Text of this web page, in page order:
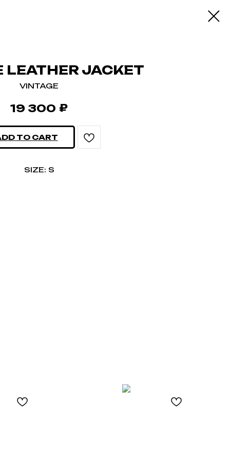
LEATHER JACKET
VINTAGE
19 300 ₽
TO CART
SIZE: S